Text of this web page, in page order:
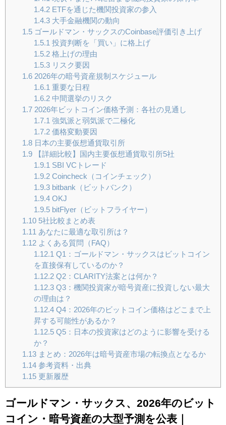
1.4.2ETFを通じた機関投資家の参入
1.4.3大手金融機関の動向
1.5ゴールドマン・サックスのCoinbase評価引き上げ
1.5.1 投資判断を「買い」に格上げ
1.5.2格上げの理由
1.5.3リスク要因
1.62026年の暗号資産規制スケジュール
1.6.1 重要な日程
1.6.2中間選挙のリスク
1.72026年ビットコイン価格予測：各社の見通し
1.7.1 強気派と弱気派で二極化
1.7.2価格変動要因
1.8日本の主要仮想通貨取引所
1.9【詳細比較】国内主要仮想通貨取引所5社
1.9.1 SBI VCトレード
1.9.2Coincheck（コインチェック）
1.9.3bitbank（ビットバンク）
1.9.4OKJ
1.9.5bitFlyer（ビットフライヤー）
1.105社比較まとめ表
1.11 あなたに最適な取引所は？
1.12よくある質問（FAQ）
1.12.1 Q1：ゴールドマン・サックスはビットコイン
を直接保有しているのか？
1.12.2Q2：CLARITY法案とは何か？
1.12.3Q3：機関投資家が暗号資産に投資しない最大
の理由は？
1.12.4Q4：2026年のビットコイン価格はどこまで上
昇する可能性があるか？
1.12.5Q5：日本の投資家はどのように影響を受ける
か？
1.13まとめ：2026年は暗号資産市場の転換点となるか
1.14参考資料・出典
1.15更新履歴
ゴールドマン・サックス、2026年のビット
コイン・暗号資産の大型予測を公表｜